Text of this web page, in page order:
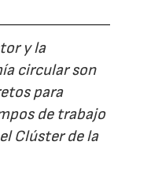
y la
circular son
para
de trabajo
Clúster de la